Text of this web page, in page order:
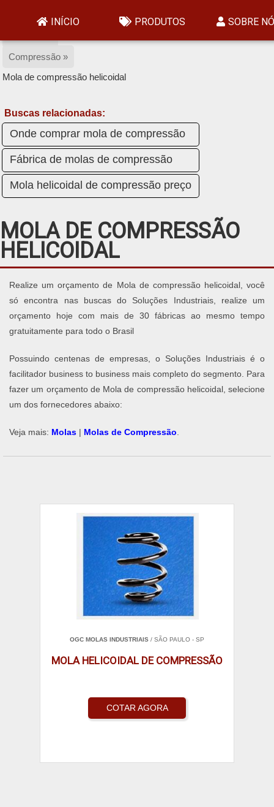
INÍCIO PRODUTOS SOBRE
Home »
Compressão »
Mola de compressão helicoidal
Buscas relacionadas:
Onde comprar mola de compressão
Fábrica de molas de compressão
Mola helicoidal de compressão preço
MOLA DE COMPRESSÃO
HELICOIDAL
Realize um orçamento de Mola de compressão helicoidal, você
só encontra nas buscas do Soluções Industriais, realize um
orçamento hoje com mais de 30 fábricas ao mesmo tempo
gratuitamente para todo o Brasil
Possuindo centenas de empresas, o Soluções Industriais é o
facilitador business to business mais completo do segmento. Para
fazer um orçamento de Mola de compressão helicoidal, selecione
um dos fornecedores abaixo:
Veja mais: Molas | Molas de Compressão
OGC MOLAS INDUSTRIAIS / SÃO PAULO - SP
MOLA HELICOIDAL DE COMPRESSÃO
COTAR AGORA